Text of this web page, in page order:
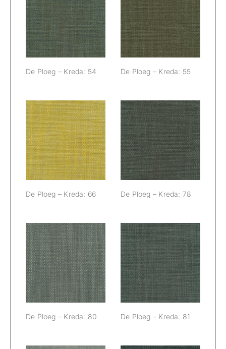
De Ploeg –
Kreda: 54
De Ploeg – Kreda: 54
De Ploeg –
Kreda: 55
De Ploeg – Kreda: 55
De Ploeg –
Kreda: 66
De Ploeg – Kreda: 66
De Ploeg –
Kreda: 78
De Ploeg – Kreda: 78
De Ploeg –
Kreda: 80
De Ploeg – Kreda: 80
De Ploeg –
Kreda: 81
De Ploeg – Kreda: 81